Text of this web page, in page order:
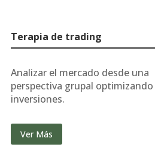
Terapia de trading
Analizar el mercado desde una
perspectiva grupal
inversiones.
Ver Más